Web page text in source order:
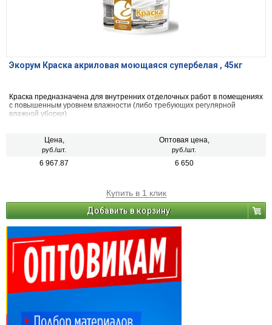
Экорум Краска акриловая моющаяся супербелая , 45кг
Краска предназначена для внутренних отделочных работ в помещениях
с повышенным уровнем влажности (либо требующих регулярной
влажной уборки).
Цена,
руб./шт.
Оптовая цена,
руб./шт.
6 967.87 6 650
Купить в 1 клик
Добавить в корзину